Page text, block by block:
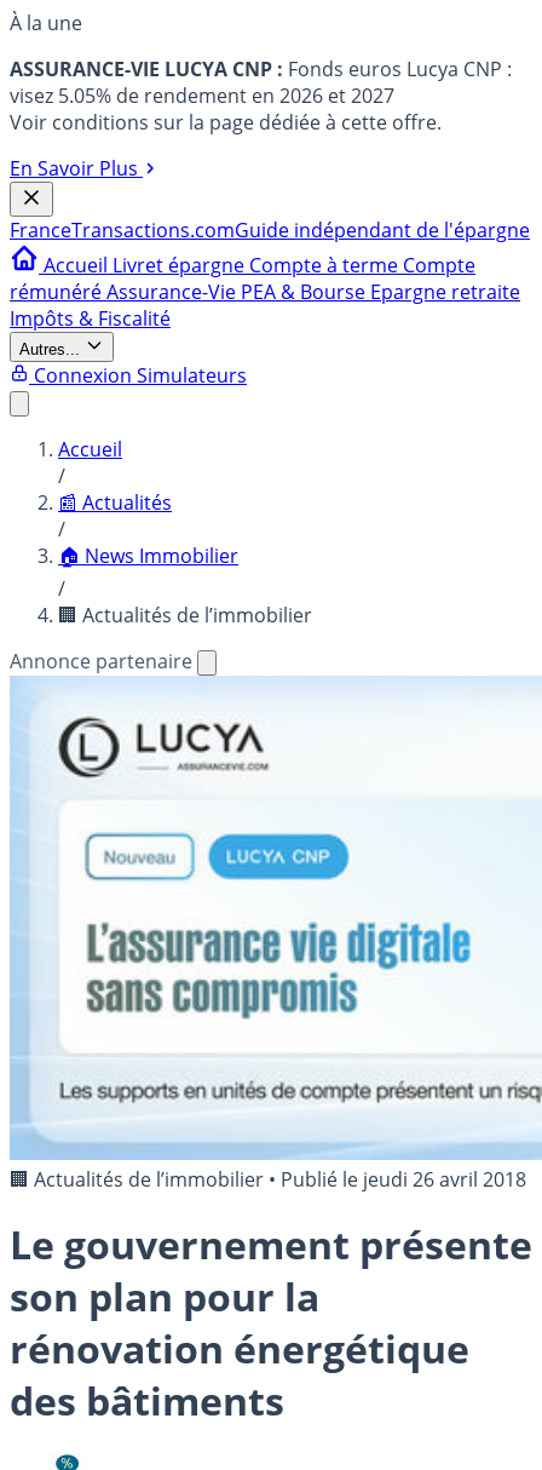
À la une
ASSURANCE-VIE LUCYA CNP : Fonds euros Lucya CNP :
visez 5.05% de rendement en 2026 et 2027
Voir conditions sur la page dédiée à cette offre.
En Savoir Plus
FranceTransactions.comGuide indépendant de l'épargne
Accueil Livret épargne Compte à terme Compte
rémunéréAssurance-Vie PEA & Bourse Epargne retraite
Impôts & Fiscalité
Autres...
Connexion Simulateurs
Accueil
/
📰 Actualités
/
🏠 News Immobilier
/
🏢 Actualités de l’immobilier
Annonce partenaire
🏢 Actualités de l’immobilier • Publié le jeudi 26 avril 2018
Le gouvernement présente
son plan pour la
rénovation énergétique
des bâtiments